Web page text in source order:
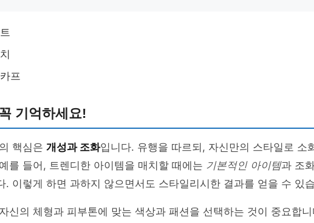
프
기억하세요!
핵심은 개성과 조화입니다. 유행을 따르되, 자신만의 스타일로 소
를 들어, 트렌디한 아이템을 매치할 때에는 기본적인 아이템과 조
. 이렇게 하면 과하지 않으면서도 스타일리시한 결과를 얻을 수 있
신의 체형과 피부톤에 맞는 색상과 패션을 선택하는 것이 중요합니